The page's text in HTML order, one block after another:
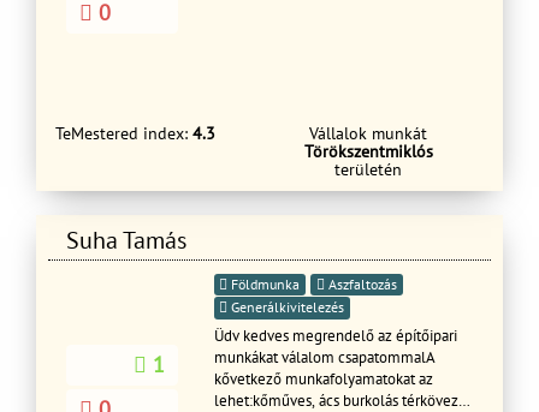
0
TeMestered index: 4.3
Vállalok munkát
Törökszentmiklós
területén
Suha Tamás
1
Földmunka
Aszfaltozás
Generálkivitelezés
Üdv kedves megrendelő az építőipari
munkákat válalom csapatommalA
kővetkező munkafolyamatokat az
lehet:kőműves, ács burkolás térkövezés